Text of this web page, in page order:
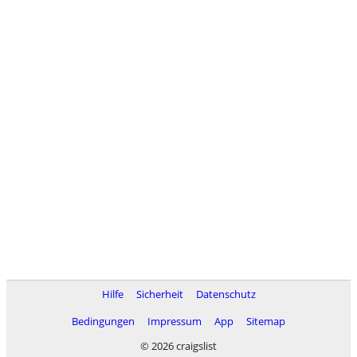
Hilfe Sicherheit
Datenschutz
Bedingungen
Impressum App
Sitemap
© 2026 craigslist